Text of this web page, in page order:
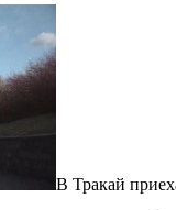
В Тракай